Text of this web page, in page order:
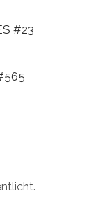
#23